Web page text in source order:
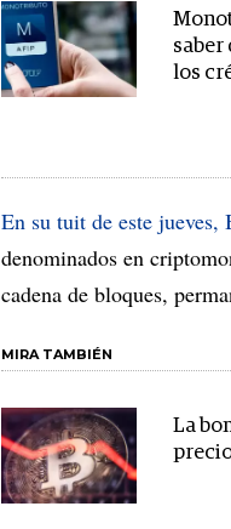
saber
los
En su tuit de este
denominados en
cadena de bloques,
MIRA TAMBIÉN
La